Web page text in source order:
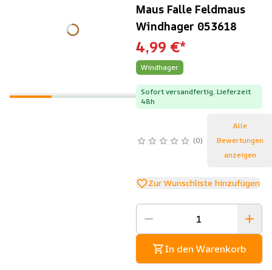
Maus Falle Feldmaus
Windhager 053618
4,99 €*
Windhager
Sofort versandfertig, Lieferzeit
48h
0
Alle
Bewertungen
anzeigen
Zur Wunschliste hinzufügen
In den Warenkorb